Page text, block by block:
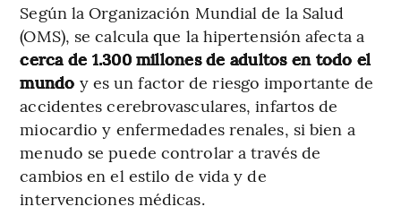
Según la Organización Mundial de la Salud
(OMS), se calcula que la hipertensión afecta a
cerca de 1.300 millones de adultos en todo el
mundo y es un factor de riesgo importante de
accidentes cerebrovasculares, infartos de
miocardio y enfermedades renales, si bien a
menudo se puede controlar a través de
cambios en el estilo de vida y de
intervenciones médicas.